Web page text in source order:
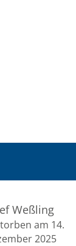
Weßling
am 14.
2025